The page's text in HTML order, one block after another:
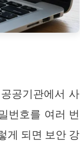
공기관에서 사
번호를 여러 번
게 되면 보안 강